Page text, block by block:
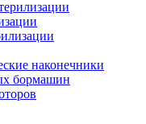
наконечники
бормашин